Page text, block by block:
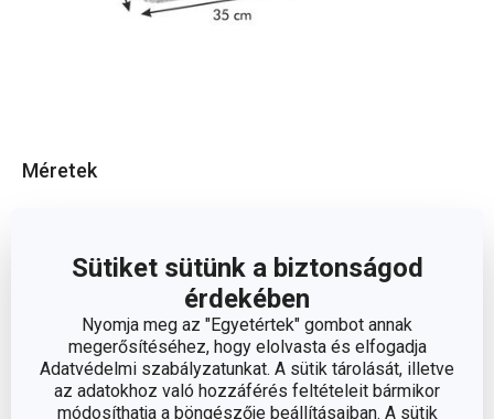
Sütiket sütünk a biztonságod
érdekében
Nyomja meg az "Egyetértek" gombot annak
megerősítéséhez, hogy elolvasta és elfogadja
Adatvédelmi szabályzatunkat. A sütik tárolását, illetve
az adatokhoz való hozzáférés feltételeit bármikor
módosíthatja a böngészője beállításaiban. A sütik
Méretek
A TERMÉK SZÉLESSÉGE (CM)
A TERMÉK HOSSZA (CM)